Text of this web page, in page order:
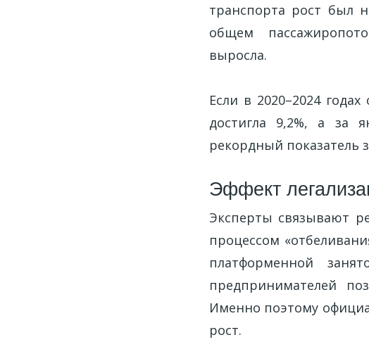
транспорта рост был
общем
выросла.
Если в 2020–2024
достигла 9,2%, а за
рекордный показатель
Эффект
Эксперты связывают
процессом
платформенной
предпринимателей
Именно поэтому
рост.